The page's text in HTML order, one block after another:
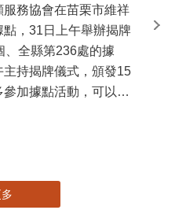
務協會在苗栗市維祥
，31日上午舉辦揭牌
、全縣第236處的據
持揭牌儀式，頒發15
加據點活動，可以更
苗